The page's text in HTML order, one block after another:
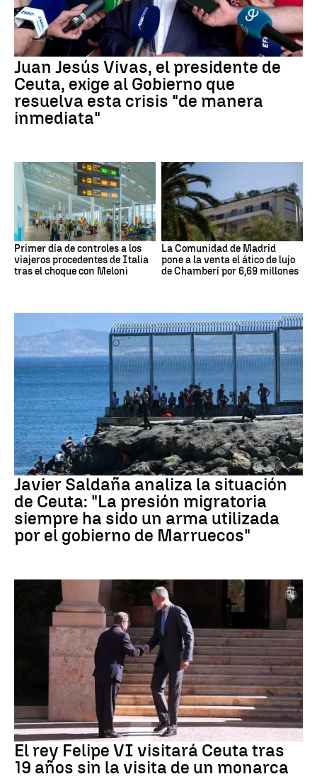
Juan Jesús Vivas, el presidente de
Ceuta, exige al Gobierno que
resuelva esta crisis "de manera
inmediata"
Primer día de controles a los
viajeros procedentes de Italia
tras el choque con Meloni
La Comunidad de Madrid
pone a la venta el ático de lujo
de Chamberí por 6,69 millones
Crisis migratoria Ceuta
Javier Saldaña analiza la situación
de Ceuta: "La presión migratoria
siempre ha sido un arma utilizada
por el gobierno de Marruecos"
Crisis Migratoria
El rey Felipe VI visitará Ceuta tras
19 años sin la visita de un monarca